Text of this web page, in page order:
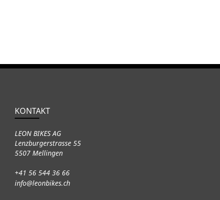
KONTAKT
LEON BIKES AG
Lenzburgerstrasse 55
5507 Mellingen
+41 56 544 36 66
info@leonbikes.ch